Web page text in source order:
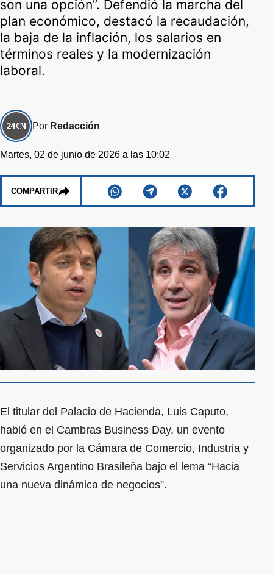
son una opción”. Defendió la marcha del
plan económico, destacó la recaudación,
la baja de la inflación, los salarios en
términos reales y la modernización
laboral.
Por Redacción
Martes, 02 de junio de 2026 a las 10:02
COMPARTIR
El titular del Palacio de Hacienda, Luis Caputo,
habló en el Cambras Business Day, un evento
organizado por la Cámara de Comercio, Industria y
Servicios Argentino Brasileña bajo el lema “Hacia
una nueva dinámica de negocios”.